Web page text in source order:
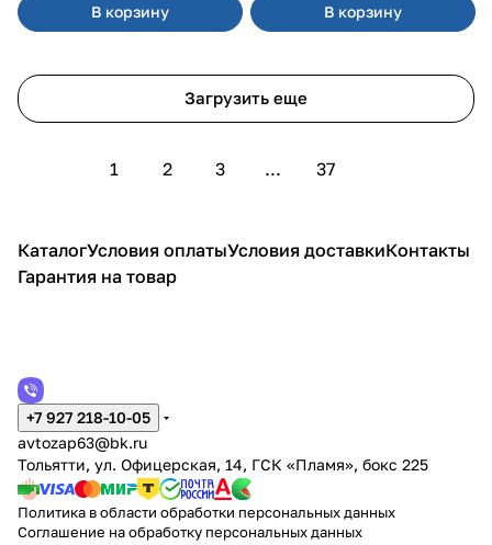
В корзину В корзину
Загрузить еще
1 2 3 ... 37
КаталогУсловия оплатыУсловия доставкиКонтакты
Гарантия на товар
+7 927 218-10-05
avtozap63@bk.ru
Тольятти, ул. Офицерская, 14, ГСК «Пламя», бокс 225
Политика в области обработки персональных данных
Соглашение на обработку персональных данных